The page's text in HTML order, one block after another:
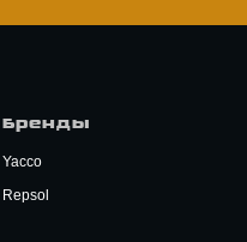
Бренды
Yacco
Repsol